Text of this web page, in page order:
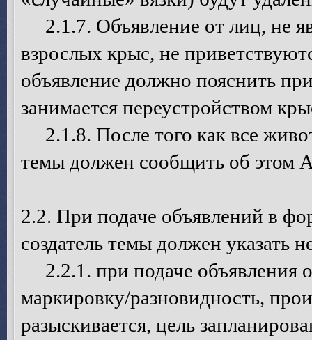
2.1.7. Объявление от лиц, не
взрослых крыс, не
объявление должно пояснить
занимается переустройством
2.1.8. После того как все
темы должен сообщить об этом
2.2. При подаче объявлений в
создатель темы должен
2.2.1. при подаче объявления
маркировку/разновидность,
разыскивается, цель